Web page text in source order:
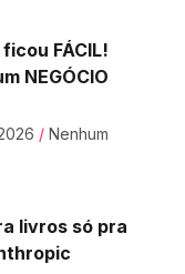
ficou FÁCIL!
NEGÓCIO
Nenhum
livros só pra